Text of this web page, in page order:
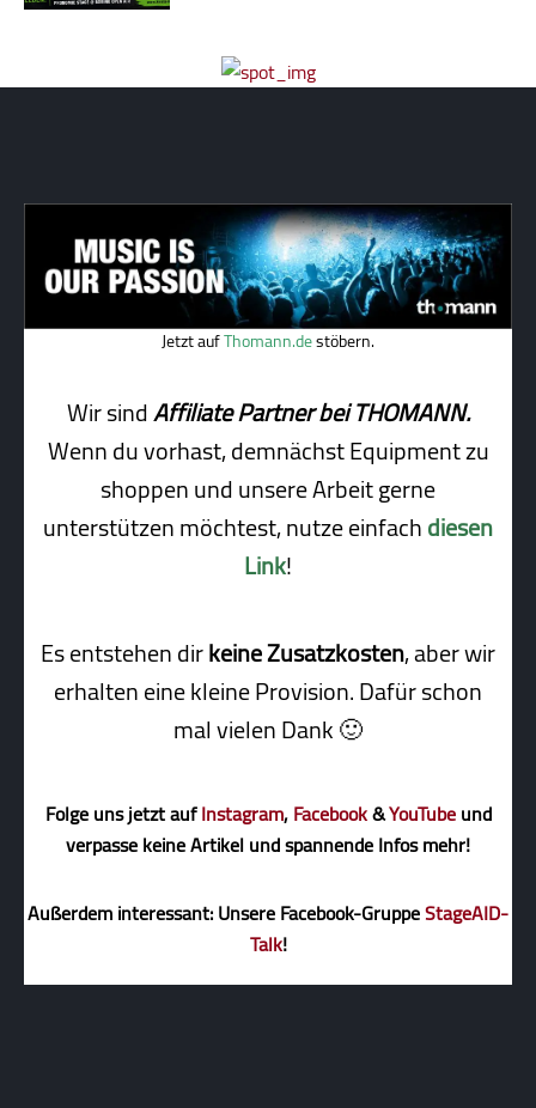
Jetzt aufThomann.destöbern.
Wir sindAffiliate Partner bei THOMANN.
Wenn du vorhast, demnächst Equipment zu
shoppen und unsere Arbeit gerne
unterstützen möchtest, nutze einfachdiesen
Link!
Es entstehen dirkeine Zusatzkosten, aber wir
erhalten eine kleine Pro­vi­sion. Dafür schon
mal vielen Dank 🙂
Folge uns jetzt aufInstagram,Facebook&YouTubeund
verpasse keine Artikel und spannende Infos mehr!
Außerdem interessant: Unsere Facebook-GruppeStageAID-
Talk!